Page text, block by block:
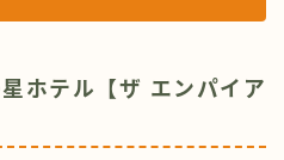
ホテル【ザ エンパイア